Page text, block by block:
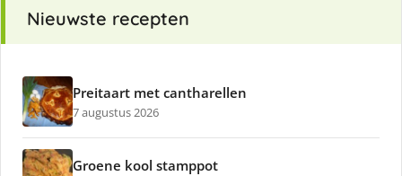
Nieuwste recepten
Preitaart met cantharellen
7 augustus 2026
Groene kool stamppot